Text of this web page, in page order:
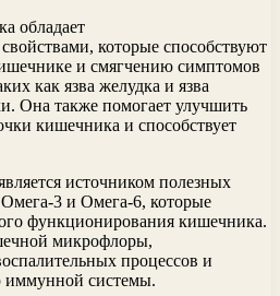
обладает
которые способствуют
и смягчению симптомов
как язва желудка и язва
Она также помогает улучшить
кишечника и способствует
источником полезных
3 и Омега-6, которые
функционирования кишечника.
микрофлоры,
процессов и
иммунной системы.